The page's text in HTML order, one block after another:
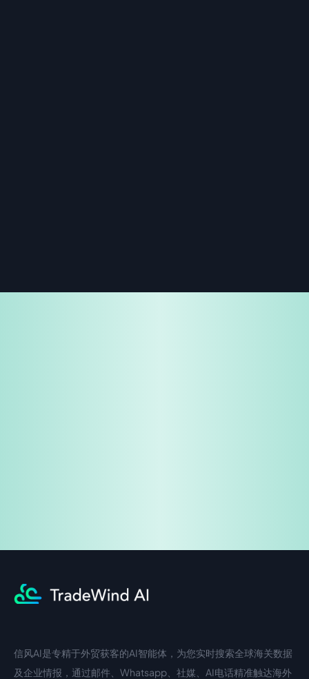
中文入口
信风AI是专精于外贸获客的AI智能体，为您实时搜索全球海关数据
及企业情报，通过邮件、Whatsapp、社媒、AI电话精准触达海外